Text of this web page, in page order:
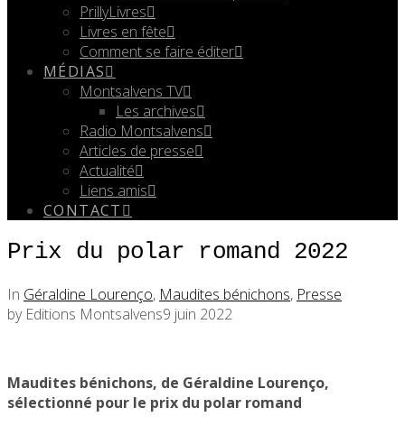
PrillyLivres
Livres en fête
Comment se faire éditer
MÉDIAS
Montsalvens TV
Les archives
Radio Montsalvens
Articles de presse
Actualité
Liens amis
CONTACT
Prix du polar romand 2022
In Géraldine Lourenço, Maudites bénichons, Presse
by Editions Montsalvens9 juin 2022
Maudites bénichons, de Géraldine Lourenço,
sélectionné pour le prix du polar romand